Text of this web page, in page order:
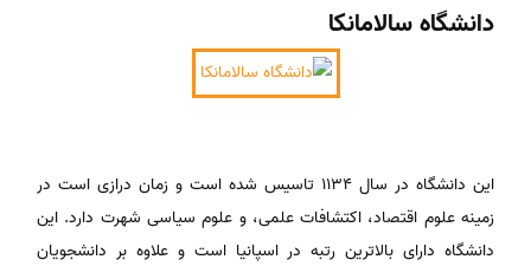
دانشگاه سالامانکا
این دانشگاه در سال ۱۱۳۴ تاسیس شده است و زمان درازی است در
زمینه علوم اقتصاد، اکتشافات علمی، و علوم سیاسی شهرت دارد. این
دانشگاه دارای بالاترین رتبه در اسپانیا است و علاوه بر دانشجویان